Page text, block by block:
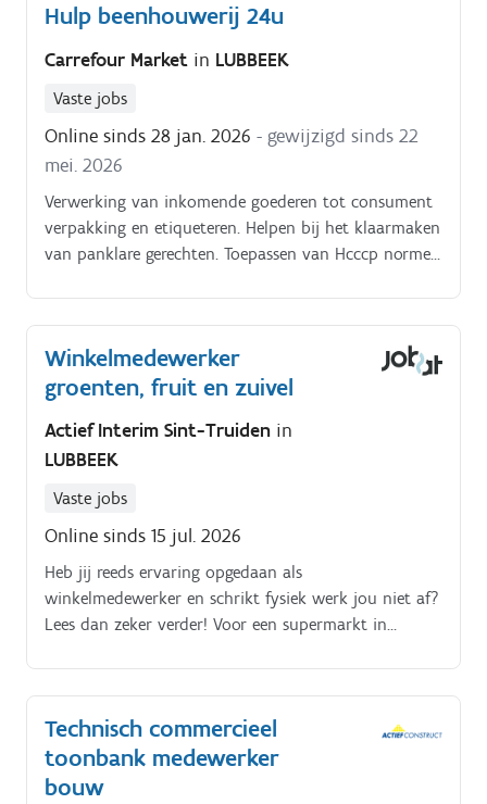
Hulp beenhouwerij 24u
Carrefour Market in LUBBEEK
Vaste jobs
Online sinds 28 jan. 2026 - gewijzigd sinds 22
mei. 2026
Verwerking van inkomende goederen tot consument
verpakking en etiqueteren. Helpen bij het klaarmaken
van panklare gerechten. Toepassen van Hcccp normen
Winkelmedewerker
groenten, fruit en zuivel
Actief Interim Sint-Truiden in
LUBBEEK
Vaste jobs
Online sinds 15 jul. 2026
Heb jij reeds ervaring opgedaan als
winkelmedewerker en schrikt fysiek werk jou niet af?
Lees dan zeker verder! Voor een supermarkt in
voor de verkoop van de producten;Je bent
verantwoordelijk voor het plaatsen van
bestellingen;Je vult de producten aan op jouw
afdeling;Je staat in voor de kwaliteitscontrole van de
Technisch commercieel
toonbank medewerker
bouw